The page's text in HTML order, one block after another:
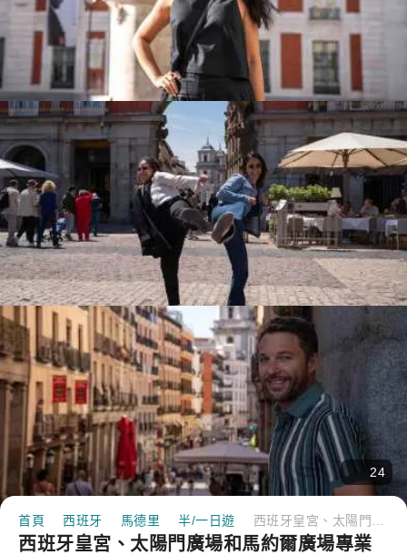
24
首頁 西班牙 馬德里 半/一日遊
西班牙皇宮、太陽門廣場和馬約爾廣場專業